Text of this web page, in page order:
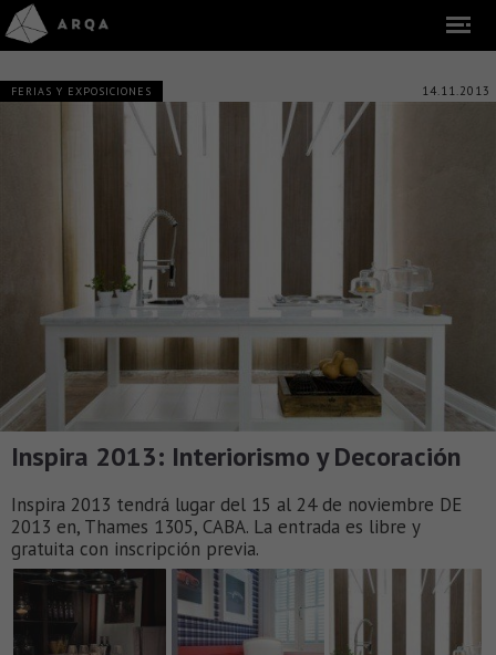
FERIAS Y EXPOSICIONES 14.11.2013
Inspira 2013: Interiorismo y Decoración
Inspira 2013 tendrá lugar del 15 al 24 de noviembre DE
2013 en, Thames 1305, CABA. La entrada es libre y
gratuita con inscripción previa.